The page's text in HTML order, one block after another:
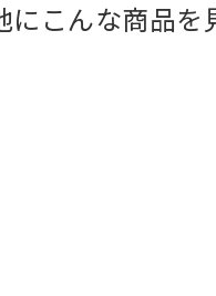
こんな商品を